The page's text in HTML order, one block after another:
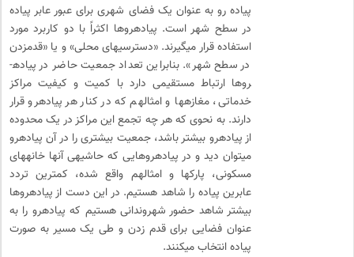
پیاده­ رو به عنوان یک فضای شهری برای عبور عابر پیاده
در سطح شهر است. پیاده­روها اکثراً با دو کاربرد مورد
استفاده قرار می­گیرند. «دسترسی­های محلی» و یا «قدم­زدن
در سطح شهر». بنابراین تعداد جمعیت حاضر در پیاده­
روها ارتباط مستقیمی دارد با کمیت و کیفیت مراکز
خدماتی، مغازه­ها و امثال­هم که در کنار هر پیاده­رو قرار
دارند. به نحوی که هر چه تجمع این مراکز در یک محدوده
از پیاده­رو بیشتر باشد، جمعیت بیشتری را در آن پیاده­رو
می­توان دید و در پیاده­روهایی که حاشیه­ی آنها خانه­های
مسکونی، پارک­ها و امثال­هم واقع شده، کمترین تردد
عابرین پیاده را شاهد هستیم. در این دست از پیاده­روها
بیشتر شاهد حضور شهروندانی هستیم که پیاده­رو را به
عنوان فضایی برای قدم زدن و طی یک مسیر به صورت
پیاده انتخاب می­کنند.